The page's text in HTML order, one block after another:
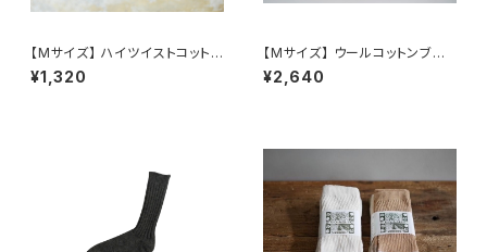
【Mサイズ】 ハイツイストコットン
フットカバー / NISHIGUCHI K
UTSUSHITA
¥1,320
【Mサイズ】 ウールコットンブー
ツソックス /NISHIGUCHI KUT
SUSHITA
¥2,640